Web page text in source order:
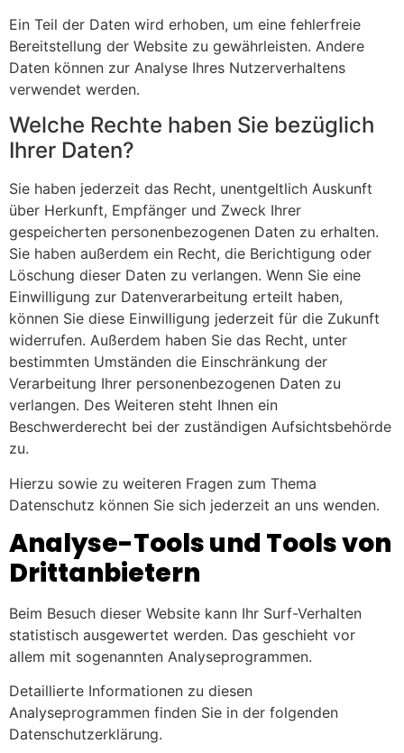
Ein Teil der Daten wird erhoben, um eine fehlerfreie
Bereitstellung der Website zu gewährleisten. Andere
Daten können zur Analyse Ihres Nutzerverhaltens
verwendet werden.
Welche Rechte haben Sie bezüglich
Ihrer Daten?
Sie haben jederzeit das Recht, unentgeltlich Auskunft
über Herkunft, Empfänger und Zweck Ihrer
gespeicherten personenbezogenen Daten zu erhalten.
Sie haben außerdem ein Recht, die Berichtigung oder
Löschung dieser Daten zu verlangen. Wenn Sie eine
Einwilligung zur Datenverarbeitung erteilt haben,
können Sie diese Einwilligung jederzeit für die Zukunft
widerrufen. Außerdem haben Sie das Recht, unter
bestimmten Umständen die Einschränkung der
Verarbeitung Ihrer personenbezogenen Daten zu
verlangen. Des Weiteren steht Ihnen ein
Beschwerderecht bei der zuständigen Aufsichtsbehörde
zu.
Hierzu sowie zu weiteren Fragen zum Thema
Datenschutz können Sie sich jederzeit an uns wenden.
Analyse-Tools und Tools von
Dritt­anbietern
Beim Besuch dieser Website kann Ihr Surf-Verhalten
statistisch ausgewertet werden. Das geschieht vor
allem mit sogenannten Analyseprogrammen.
Detaillierte Informationen zu diesen
Analyseprogrammen finden Sie in der folgenden
Datenschutzerklärung.